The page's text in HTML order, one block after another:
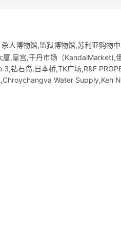
人博物馆,监狱博物馆,苏利亚购物
,皇宫,干丹市场（KandalMarket),
钻石岛,日本桥,TK广场,R&F
Water Supply,Keh